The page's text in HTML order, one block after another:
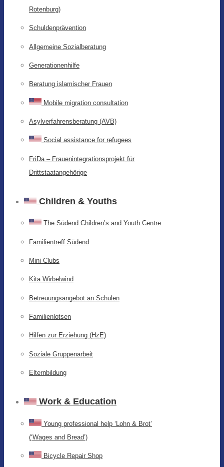
Rotenburg)
Schuldenprävention
Allgemeine Sozialberatung
Generationenhilfe
Beratung islamischer Frauen
Mobile migration consultation
Asylverfahrensberatung (AVB)
Social assistance for refugees
FriDa – Frauenintegrationsprojekt für
Drittstaatangehörige
Children & Youths
The Südend Children’s and Youth Centre
Familientreff Südend
Mini Clubs
Kita Wirbelwind
Betreuungsangebot an Schulen
Familienlotsen
Hilfen zur Erziehung (HzE)
Soziale Gruppenarbeit
Elternbildung
Work & Education
Young professional help ‘Lohn & Brot’
(‘Wages and Bread’)
Bicycle Repair Shop